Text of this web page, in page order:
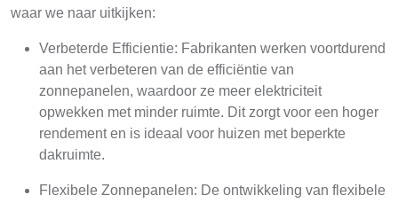
waar we naar uitkijken:
Verbeterde Efficientie: Fabrikanten werken voortdurend
aan het verbeteren van de efficiëntie van
zonnepanelen, waardoor ze meer elektriciteit
opwekken met minder ruimte. Dit zorgt voor een hoger
rendement en is ideaal voor huizen met beperkte
dakruimte.
Flexibele Zonnepanelen: De ontwikkeling van flexibele